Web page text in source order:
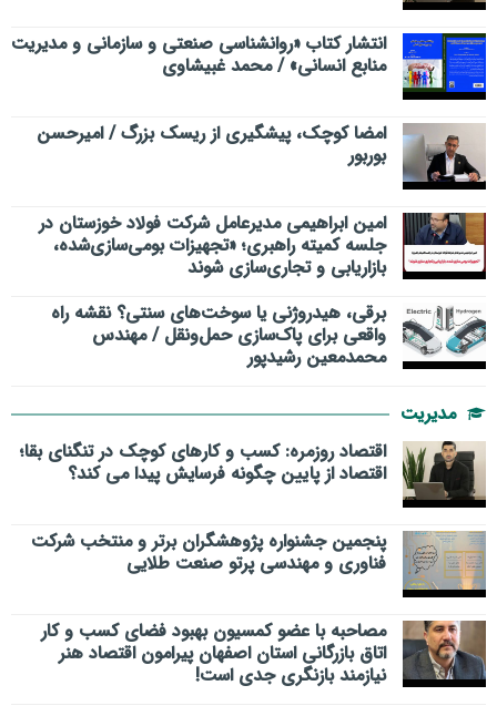
انتشار کتاب «روانشناسی صنعتی و سازمانی و مدیریت
منابع انسانی» / محمد غبیشاوی
امضا کوچک، پیشگیری از ریسک بزرگ / امیرحسن
بوربور
امین ابراهیمی مدیرعامل شرکت فولاد خوزستان در
جلسه کمیته راهبری؛ «تجهیزات بومی‌سازی‌شده،
بازاریابی و تجاری‌سازی شوند
برقی، هیدروژنی یا سوخت‌های سنتی؟ نقشه راه
واقعی برای پاک‌سازی حمل‌ونقل / مهندس
محمدمعین رشیدپور
مدیریت
اقتصاد روزمره: کسب‌ و کارهای کوچک در تنگنای بقا؛
اقتصاد از پایین چگونه فرسایش پیدا می کند؟
پنجمین جشنواره پژوهشگران برتر و منتخب شرکت
فناوری و مهندسی پرتو صنعت طلایی
مصاحبه با عضو کمسیون بهبود فضای کسب و کار
اتاق بازرگانی استان اصفهان پیرامون اقتصاد هنر
نیازمند بازنگری جدی است!